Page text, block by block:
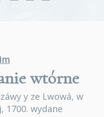
wtórne
y ze Lwowá, w
1700. wydane